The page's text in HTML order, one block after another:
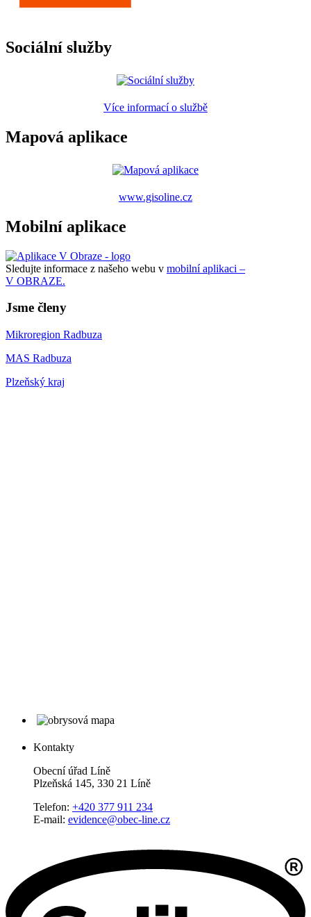
Sociální služby
Více informací o službě
Mapová aplikace
www.gisoline.cz
Mobilní aplikace
Sledujte informace z našeho webu v mobilní aplikaci –
V OBRAZE.
Jsme členy
Mikroregion Radbuza
MAS Radbuza
Plzeňský kraj
Kontakty
Obecní úřad Líně
Plzeňská 145, 330 21 Líně
Telefon: +420 377 911 234
E-mail: evidence@obec-line.cz